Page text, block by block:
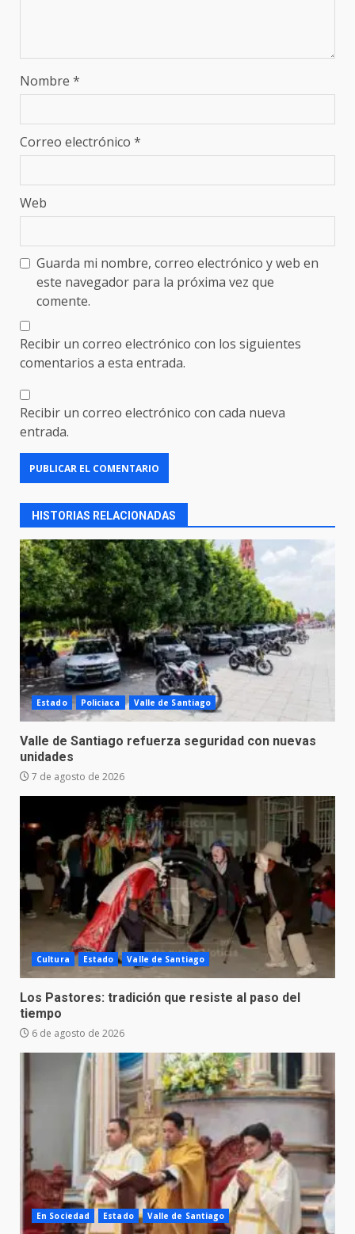
Nombre *
Correo electrónico *
Web
Guarda mi nombre, correo electrónico y web en
este navegador para la próxima vez que
comente.
Recibir un correo electrónico con los siguientes
comentarios a esta entrada.
Recibir un correo electrónico con cada nueva
entrada.
HISTORIAS RELACIONADAS
Estado Policiaca Valle de Santiago
Valle de Santiago refuerza seguridad con nuevas
unidades
7 de agosto de 2026
Cultura Estado Valle de Santiago
Los Pastores: tradición que resiste al paso del
tiempo
6 de agosto de 2026
En Sociedad Estado Valle de Santiago